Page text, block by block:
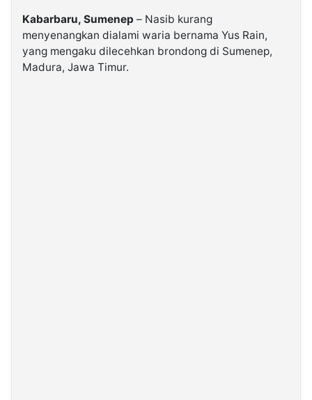
Kabarbaru, Sumenep – Nasib kurang
menyenangkan dialami waria bernama Yus Rain,
yang mengaku dilecehkan brondong di Sumenep,
Madura, Jawa Timur.